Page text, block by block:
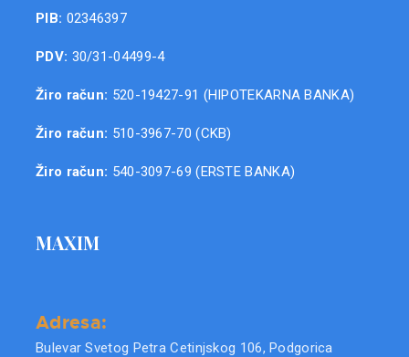
PIB: 02346397
PDV: 30/31-04499-4
Žiro račun: 520-19427-91 (HIPOTEKARNA BANKA)
Žiro račun: 510-3967-70 (CKB)
Žiro račun: 540-3097-69 (ERSTE BANKA)
MAXIM
Adresa:
Bulevar Svetog Petra Cetinjskog 106, Podgorica